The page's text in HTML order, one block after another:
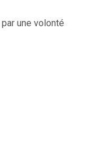
une volonté